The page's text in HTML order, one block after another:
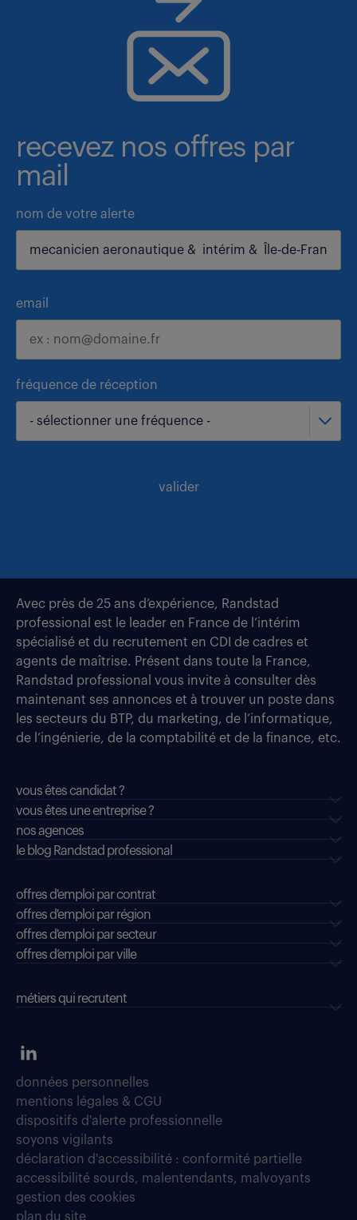
recevez nos offres par
mail
nom de votre alerte
email
fréquence de réception
- sélectionner une fréquence -
valider
Avec près de 25 ans d’expérience, Randstad
professional est le leader en France de l’intérim
spécialisé et du recrutement en CDI de cadres et
agents de maîtrise. Présent dans toute la France,
Randstad professional vous invite à consulter dès
maintenant ses annonces et à trouver un poste dans
les secteurs du BTP, du marketing, de l’informatique,
de l’ingénierie, de la comptabilité et de la finance, etc.
vous êtes candidat ?
vous êtes une entreprise ?
nos agences
le blog Randstad professional
offres d'emploi par contrat
offres d'emploi par région
offres d'emploi par secteur
offres d’emploi par ville
métiers qui recrutent
données personnelles
mentions légales & CGU
dispositifs d'alerte professionnelle
soyons vigilants
déclaration d'accessibilité : conformité partielle
accessibilité sourds, malentendants, malvoyants
gestion des cookies
plan du site